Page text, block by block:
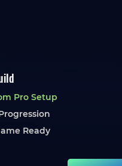
Pro Setup
Ready